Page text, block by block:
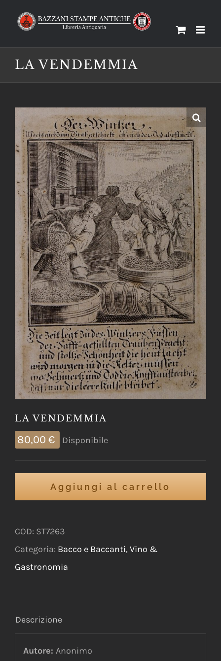
LA VENDEMMIA
LA VENDEMMIA
80,00 € Disponibile
Aggiungi al carrello
COD: ST7263
Categoria: Bacco e Baccanti, Vino &
Gastronomia
Descrizione
Autore: Anonimo